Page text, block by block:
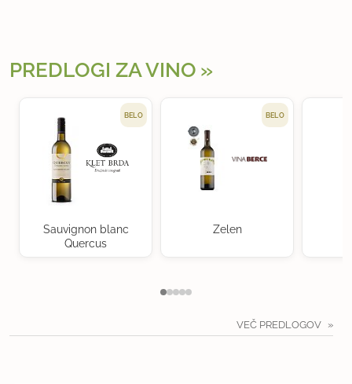
PREDLOGI ZA VINO
BELO
Sauvignon blanc
Quercus
BELO
Zelen
VEČ PREDLOGOV